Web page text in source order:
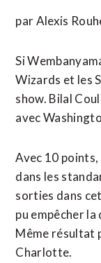
par Alexis
Si
Wizards et les
show. Bilal
avec
Avec 10
dans les
sorties dans
pu empêcher
Même résultat
Charlotte.